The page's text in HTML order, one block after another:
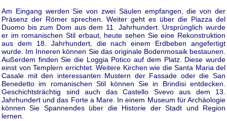
Am Eingang werden Sie von zwei Säulen empfangen, die von der
Präsenz der Römer sprechen. Weiter geht es über die Piazza del
Duomo bis zum Dom aus dem 11. Jahrhundert. Ursprünglich wurde
er im romanischen Stil erbaut, heute sehen Sie eine Rekonstruktion
aus dem 18. Jahrhundert, die nach einem Erdbeben angefertigt
wurde. Im Inneren können Sie das originale Bodenmosaik bestaunen.
Außerdem finden Sie die Loggia Potico auf dem Platz. Diese wurde
einst von Templern errichtet. Weitere Kirchen wie die Santa Maria del
Casale mit den interessanten Mustern der Fassade oder die San
Benedetto im romanischen Stil können Sie in Brindisi entdecken.
Geschichtsträchtig sind auch das Castello Svevo aus dem 13.
Jahrhundert und das Forte a Mare. In einem Museum für Archäologie
können Sie Spannendes über die Historie der Stadt und Region
lernen.